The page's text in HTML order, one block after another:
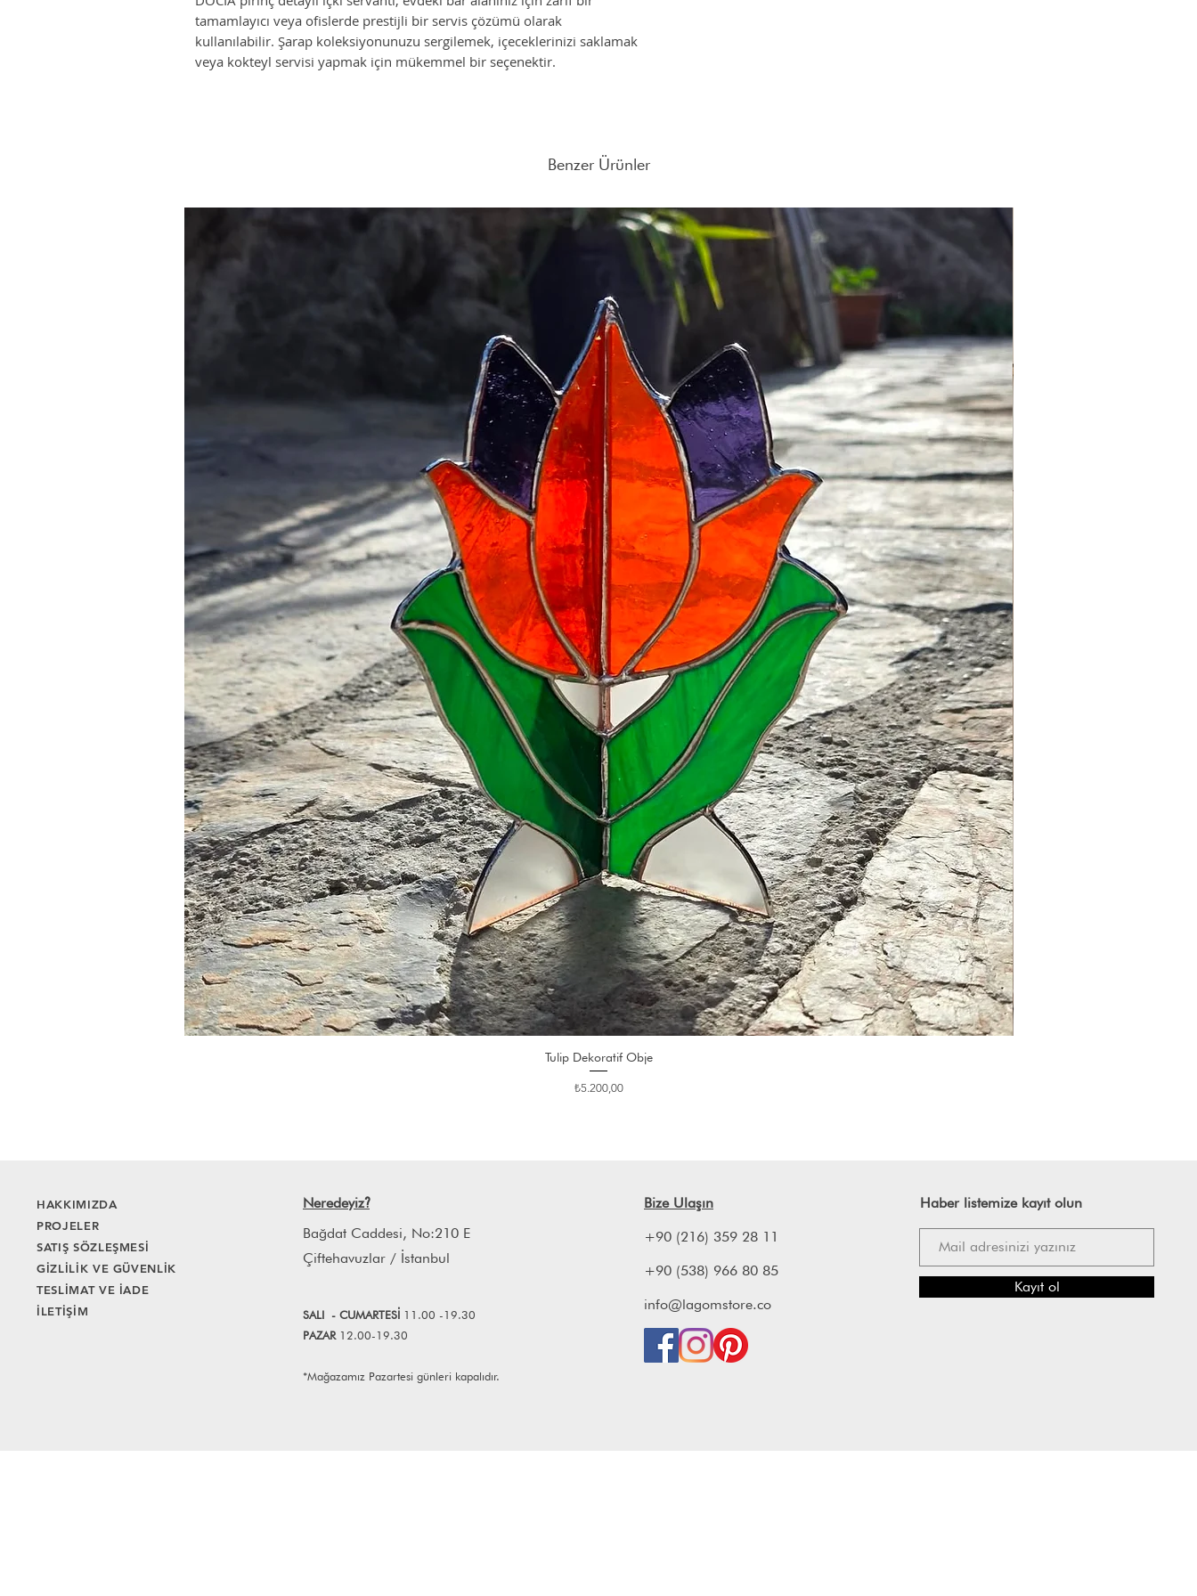
tamamlayıcı veya ofislerde prestijli bir servis çözümü olarak
kullanılabilir. Şarap koleksiyonunuzu sergilemek, içeceklerinizi saklamak
veya kokteyl servisi yapmak için mükemmel bir seçenektir.
Benzer Ürünler
Tulip Dekoratif Obje
Fiyat
₺5.200,00
HAKKIMIZDA
PROJELER
SATIŞ SÖZLEŞMESİ
GİZLİLİK VE GÜVENLİK
TESLİMAT VE İADE
İLETİŞİM
Neredeyiz?
Bağdat Caddesi, No:210 E
Çiftehavuzlar / İstanbul
SALI - CUMARTESİ 11.00 -19.30
PAZAR 12.00-19.30
*Mağazamız Pazartesi günleri kapalıdır.
Bize Ulaşın
+90 (216) 359 28 11
+90 (538) 966 80 85
info@lagomstore.co
Haber listemize kayıt olun
Kayıt ol